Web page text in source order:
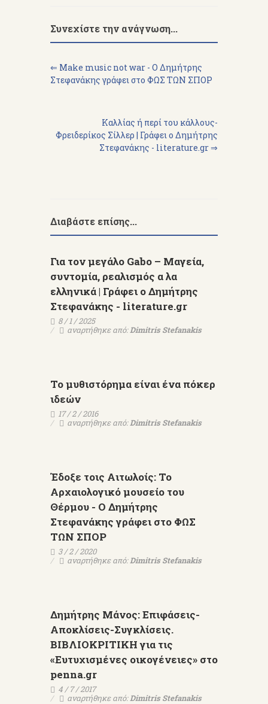
Συνεχίστε την ανάγνωση...
⇐ Make music not war - Ο Δημήτρης
Στεφανάκης γράφει στο ΦΩΣ ΤΩΝ ΣΠΟΡ
Καλλίας ή περί του κάλλους-
Φρειδερίκος Σίλλερ | Γράφει ο Δημήτρης
Στεφανάκης - literature.gr ⇒
Διαβάστε επίσης...
Για τον μεγάλο Gabo – Μαγεία,
συντομία, ρεαλισμός α λα
ελληνικά | Γράφει ο Δημήτρης
Στεφανάκης - literature.gr
8 / 1 / 2025
αναρτήθηκε από:Dimitris Stefanakis
Το μυθιστόρημα είναι ένα πόκερ
ιδεών
17 / 2 / 2016
αναρτήθηκε από:Dimitris Stefanakis
Έδοξε τοις Αιτωλοίς: Το
Αρχαιολογικό μουσείο του
Θέρμου - Ο Δημήτρης
Στεφανάκης γράφει στο ΦΩΣ
ΤΩΝ ΣΠΟΡ
3 / 2 / 2020
αναρτήθηκε από:Dimitris Stefanakis
Δημήτρης Μάνος: Επιφάσεις-
Αποκλίσεις-Συγκλίσεις.
ΒΙΒΛΙΟΚΡΙΤΙΚΗ για τις
«Ευτυχισμένες οικογένειες» στο
penna.gr
4 / 7 / 2017
αναρτήθηκε από:Dimitris Stefanakis